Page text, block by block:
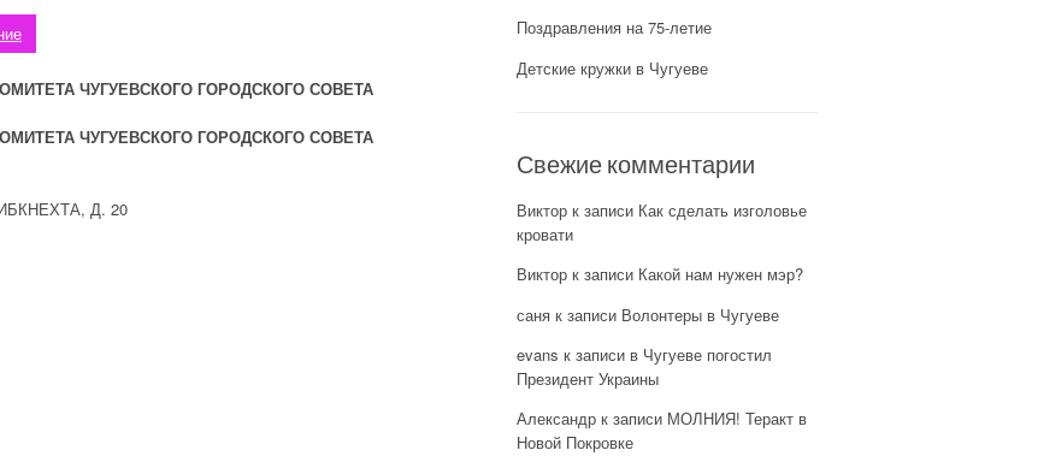
ЧУГУЕВСКОГО ГОРОДСКОГО СОВЕТА
ЧУГУЕВСКОГО ГОРОДСКОГО СОВЕТА
Д. 20
Поздравления на 75-летие
Детские кружки в Чугуеве
Свежие комментарии
Виктор к записи Как сделать изголовье
кровати
Виктор к записи Какой нам нужен мэр?
саня к записи Волонтеры в Чугуеве
evans к записи в Чугуеве погостил
Президент Украины
Александр к записи МОЛНИЯ! Теракт в
Новой Покровке